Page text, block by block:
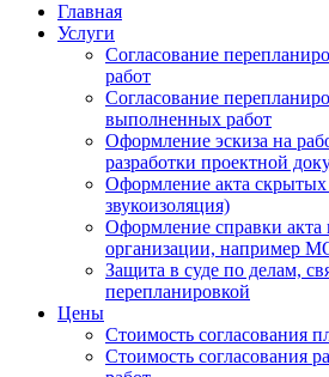
Главная
Услуги
Согласование
работ
Согласование
выполненных работ
Оформление эскиза на
разработки проектной
Оформление акта скрытых
звукоизоляция)
Оформление справки
организации, например
Защита в суде по делам,
перепланировкой
Цены
Стоимость согласования
Стоимость согласования